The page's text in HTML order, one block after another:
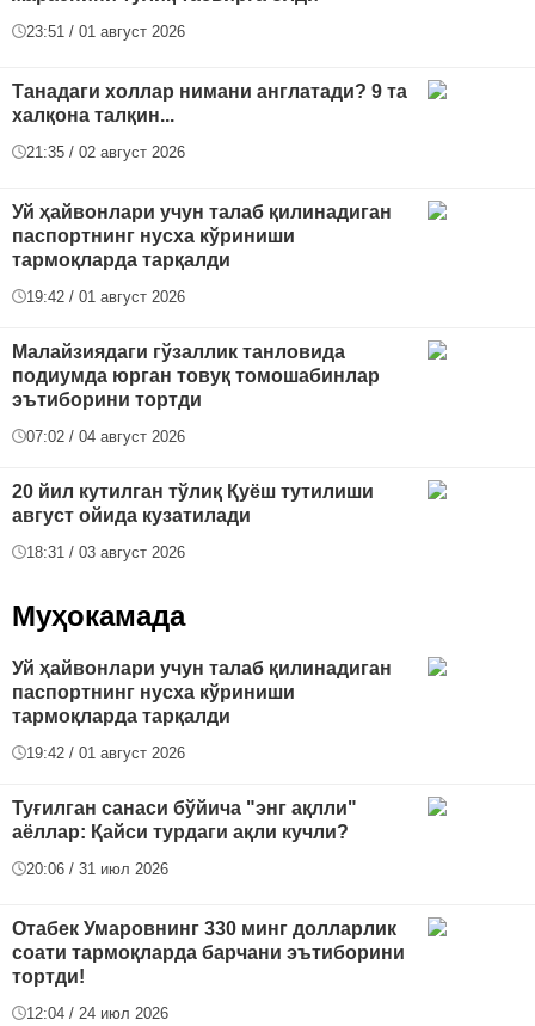
23:51 / 01 август 2026
Танадаги холлар нимани англатади? 9 та
халқона талқин...
21:35 / 02 август 2026
Уй ҳайвонлари учун талаб қилинадиган
паспортнинг нусха кўриниши
тармоқларда тарқалди
19:42 / 01 август 2026
Малайзиядаги гўзаллик танловида
подиумда юрган товуқ томошабинлар
эътиборини тортди
07:02 / 04 август 2026
20 йил кутилган тўлиқ Қуёш тутилиши
август ойида кузатилади
18:31 / 03 август 2026
Муҳокамада
Уй ҳайвонлари учун талаб қилинадиган
паспортнинг нусха кўриниши
тармоқларда тарқалди
19:42 / 01 август 2026
Туғилган санаси бўйича "энг ақлли"
аёллар: Қайси турдаги ақли кучли?
20:06 / 31 июл 2026
Отабек Умаровнинг 330 минг долларлик
соати тармоқларда барчани эътиборини
тортди!
12:04 / 24 июл 2026